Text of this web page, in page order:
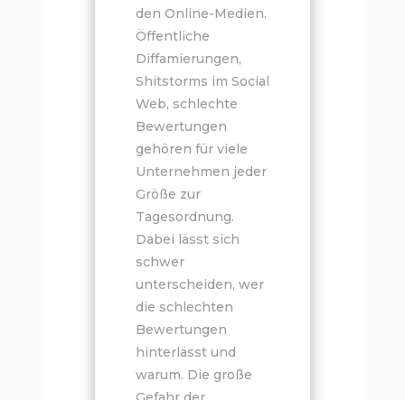
den Online-Medien.
Öffentliche
Diffamierungen,
Shitstorms im Social
Web, schlechte
Bewertungen
gehören für viele
Unternehmen jeder
Größe zur
Tagesordnung.
Dabei lässt sich
schwer
unterscheiden, wer
die schlechten
Bewertungen
hinterlässt und
warum. Die große